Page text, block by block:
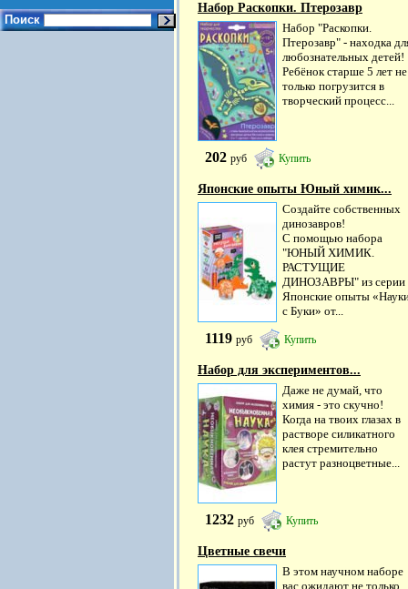
Поиск
Набор Раскопки. Птерозавр
Набор "Раскопки.
Птерозавр" - находка
любознательных детей!
Ребёнок старше 5 лет не
только погрузится в
творческий процесс...
202 руб Купить
Японские опыты Юный химик...
Создайте собственных
динозавров!
С помощью набора
"ЮНЫЙ ХИМИК.
РАСТУЩИЕ
ДИНОЗАВРЫ" из серии
Японские опыты
с Буки» от...
1119 руб Купить
Набор для экспериментов...
Даже не думай, что
химия - это скучно!
Когда на твоих глазах в
растворе силикатного
клея стремительно
растут разноцветные...
1232 руб Купить
Цветные свечи
В этом научном наборе
вас ожидают не только